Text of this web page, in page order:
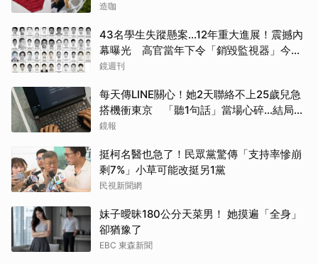
造咖
43名學生失蹤懸案...12年重大進展！震撼內
幕曝光 高官當年下令「銷毀監視器」今遭
逮
鏡週刊
每天傳LINE關心！她2天聯絡不上25歲兒急
搭機衝東京 「聽1句話」當場心碎...結局看
哭網
鏡報
挺柯名醫也急了！民眾黨驚傳「支持率慘崩
剩7%」小草可能改挺另1黨
民視新聞網
妹子曖昧180公分天菜男！ 她摸遍「全身」
卻猶豫了
EBC 東森新聞